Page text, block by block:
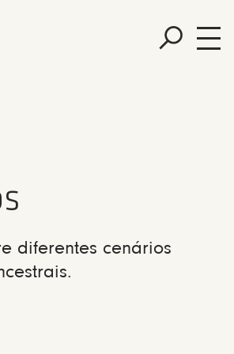
diferentes cenários